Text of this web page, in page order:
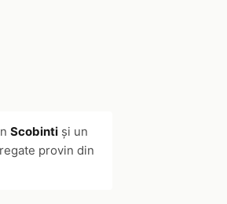
Scobinti și un
provin din